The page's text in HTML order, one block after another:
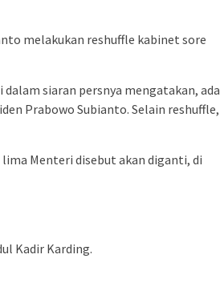
melakukan reshuffle kabinet sore
siaran persnya mengatakan, ada
Prabowo Subianto. Selain reshuffle,
Menteri disebut akan diganti, di
Kadir Karding.